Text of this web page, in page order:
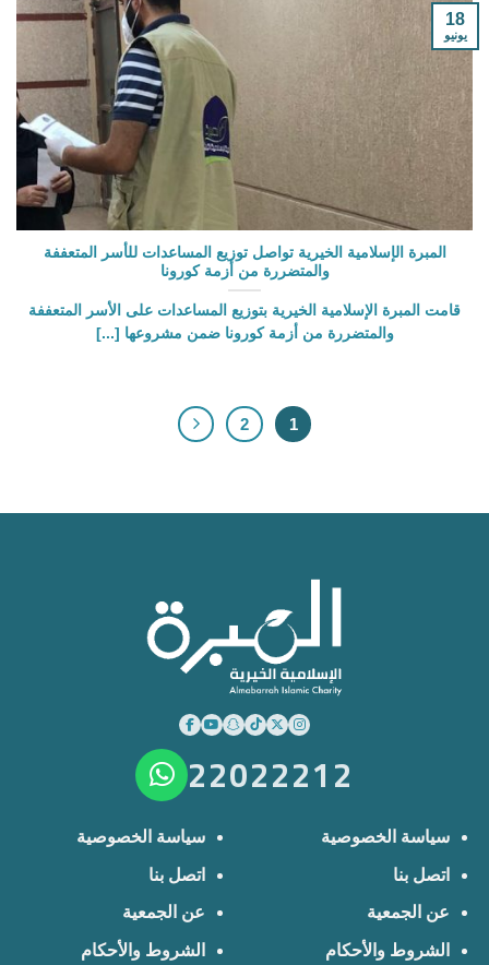
المبرة الإسلامية الخيرية تواصل توزيع المساعدات للأسر المتعففة
والمتضررة من أزمة كورونا
قامت المبرة الإسلامية الخيرية بتوزيع المساعدات على الأسر المتعففة
والمتضررة من أزمة كورونا ضمن مشروعها [...]
18
يونيو
1
2
22022212
سياسة الخصوصية
اتصل بنا
عن الجمعية
الشروط والأحكام
سياسة الخصوصية
اتصل بنا
عن الجمعية
الشروط والأحكام